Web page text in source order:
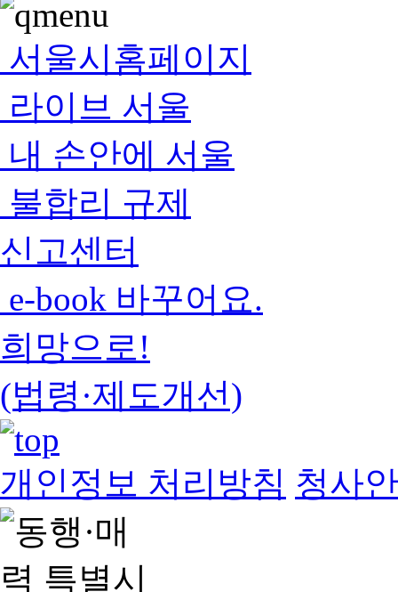
서울시홈페이지
라이브 서울
내 손안에 서울
불합리 규제
신고센터
e-book 바꾸어요.
희망으로!
(법령·제도개선)
개인정보 처리방침 청사